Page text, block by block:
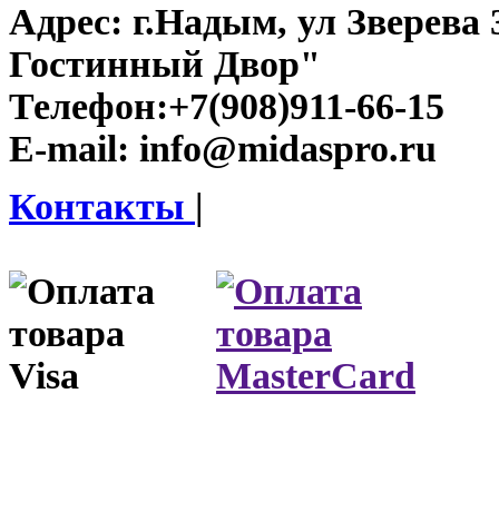
Адрес: г.Надым, ул
Гостинный Двор"
Телефон:+7(908)911-66-15
E-mail: info@midaspro.ru
Контакты |